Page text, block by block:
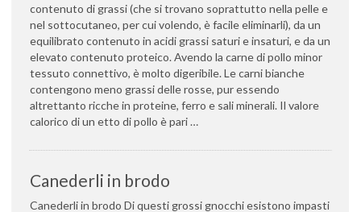
contenuto di grassi (che si trovano soprattutto nella pelle e
nel sottocutaneo, per cui volendo, è facile eliminarli), da un
equilibrato contenuto in acidi grassi saturi e insaturi, e da un
elevato contenuto proteico. Avendo la carne di pollo minor
tessuto connettivo, è molto digeribile. Le carni bianche
contengono meno grassi delle rosse, pur essendo
altrettanto ricche in proteine, ferro e sali minerali. Il valore
calorico di un etto di pollo è pari …
Canederli in brodo
Canederli in brodo Di questi grossi gnocchi esistono impasti